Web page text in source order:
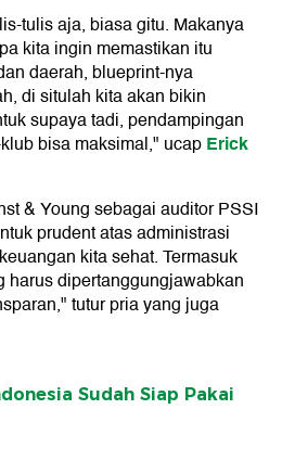
tulis aja, biasa gitu. Makanya
kita ingin memastikan itu
daerah, blueprint-nya
di situlah kita akan bikin
supaya tadi, pendampingan
bisa maksimal," ucapErick
& Young sebagai auditor PSSI
prudent atas administrasi
kita sehat. Termasuk
harus dipertanggungjawabkan
tutur pria yang juga
Sudah Siap Pakai